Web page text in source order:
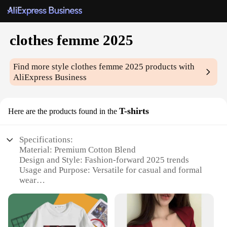
clothes femme 2025
Find more styleclothes femme 2025 products with
AliExpress Business
Here are the products found in the T-shirts
Specifications:
Material: Premium Cotton Blend
Design and Style: Fashion-forward 2025 trends
Usage and Purpose: Versatile for casual and formal
wear
body types
Performance and Property: Durable and comfortable
for everyday wear